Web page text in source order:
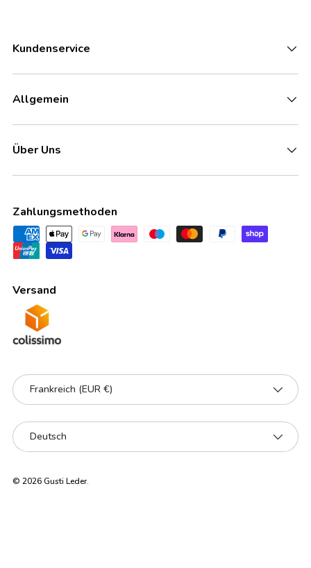
Kundenservice
Allgemein
Über Uns
Zahlungsmethoden
Versand
Land/Region
Frankreich (EUR €)
Sprache
Deutsch
© 2026Gusti Leder.